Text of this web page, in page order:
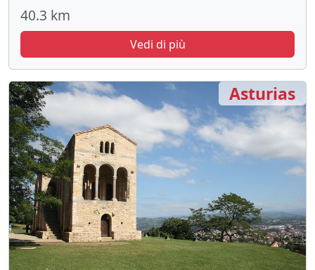
40.3 km
Vedi di più
Asturias